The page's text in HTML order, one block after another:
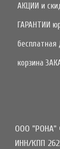
АКЦИИ и
ГАРАНТИИ
корзина
ООО "РОНА"
ИНН/КПП